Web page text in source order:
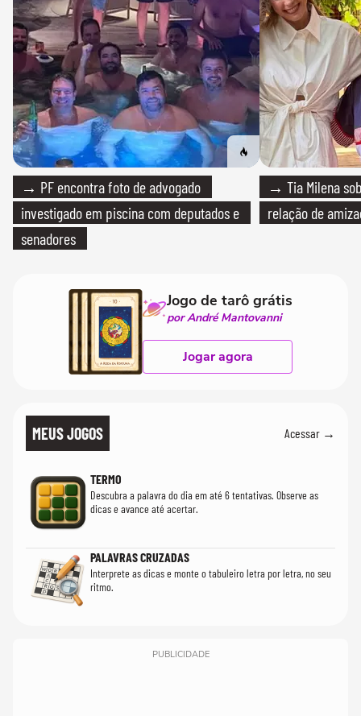
→ PF encontra foto de advogado
investigado em piscina com deputados e
senadores
→ Tia Milena
relação de
Jogo de tarô grátis
por André Mantovanni
Jogar agora
MEUS JOGOS Acessar →
TERMO
Descubra a palavra do dia em até 6 tentativas. Observe as
dicas e avance até acertar.
PALAVRAS CRUZADAS
Interprete as dicas e monte o tabuleiro letra por letra, no seu
ritmo.
PUBLICIDADE